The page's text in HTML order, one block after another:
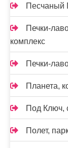
Песчаный
Печки-
комплекс
Печки-
Планета,
Под Ключ,
Полет,